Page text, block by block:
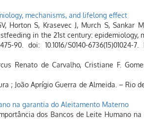
mechanisms, and lifelong effect
Horton S, Krasevec J, Murch S, Sankar
in the 21st century: epidemiology,
90. doi: 10.1016/S0140-6736(15)01024-
Renato de Carvalho, Cristiane F.
; João Aprígio Guerra de Almeida. – Rio
na garantia do Aleitamento Materno
dos Bancos de Leite Humano